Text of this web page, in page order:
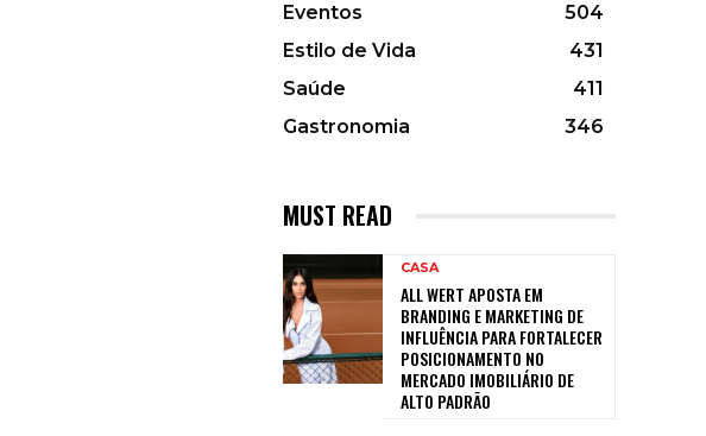
Eventos
504
Estilo de Vida
431
Saúde
411
Gastronomia
346
MUST READ
CASA
ALL WERT APOSTA EM
BRANDING E MARKETING DE
INFLUÊNCIA PARA FORTALECER
POSICIONAMENTO NO
MERCADO IMOBILIÁRIO DE
ALTO PADRÃO